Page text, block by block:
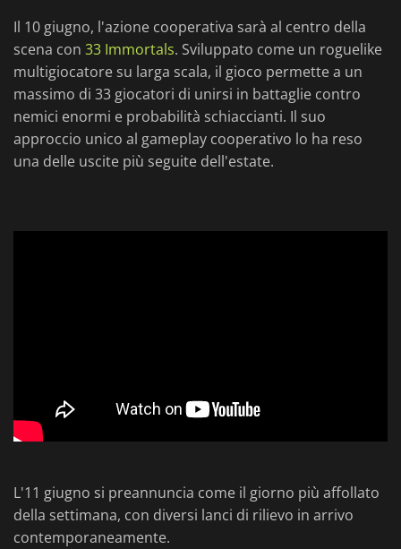
Il 10 giugno, l'azione cooperativa sarà al centro della
scena con 33 Immortals. Sviluppato come un roguelike
multigiocatore su larga scala, il gioco permette a un
massimo di 33 giocatori di unirsi in battaglie contro
nemici enormi e probabilità schiaccianti. Il suo
approccio unico al gameplay cooperativo lo ha reso
una delle uscite più seguite dell'estate.
L'11 giugno si preannuncia come il giorno più affollato
della settimana, con diversi lanci di rilievo in arrivo
contemporaneamente.